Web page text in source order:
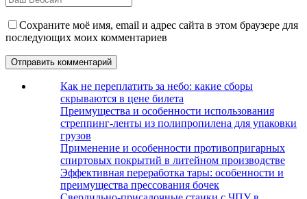
Сохраните моё имя, email и адрес сайта в этом браузере для
последующих моих комментариев
Как не переплатить за небо: какие сборы
скрываются в цене билета
Преимущества и особенности использования
стреппинг-ленты из полипропилена для упаковки
грузов
Применение и особенности противопригарных
спиртовых покрытий в литейном производстве
Эффективная переработка тары: особенности и
преимущества прессования бочек